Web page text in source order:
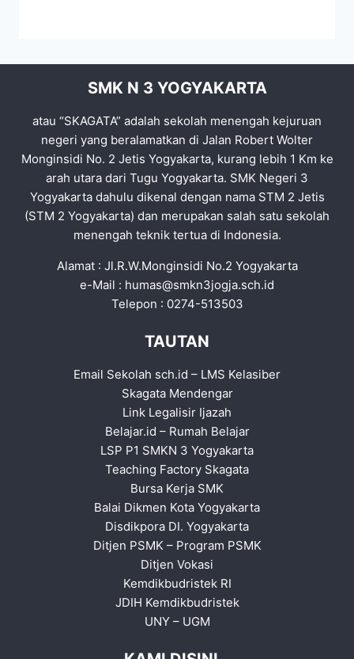
SMK N 3 YOGYAKARTA
atau “SKAGATA” adalah sekolah menengah kejuruan
negeri yang beralamatkan di Jalan Robert Wolter
Monginsidi No. 2 Jetis Yogyakarta, kurang lebih 1 Km ke
arah utara dari Tugu Yogyakarta. SMK Negeri 3
Yogyakarta dahulu dikenal dengan nama STM 2 Jetis
(STM 2 Yogyakarta) dan merupakan salah satu sekolah
menengah teknik tertua di Indonesia.
Alamat : Jl.R.W.Monginsidi No.2 Yogyakarta
e-Mail : humas@smkn3jogja.sch.id
Telepon : 0274-513503
TAUTAN
Email Sekolah sch.id – LMS Kelasiber
Skagata Mendengar
Link Legalisir Ijazah
Belajar.id – Rumah Belajar
LSP P1 SMKN 3 Yogyakarta
Teaching Factory Skagata
Bursa Kerja SMK
Balai Dikmen Kota Yogyakarta
Disdikpora DI. Yogyakarta
Ditjen PSMK – Program PSMK
Ditjen Vokasi
Kemdikbudristek RI
JDIH Kemdikbudristek
UNY– UGM